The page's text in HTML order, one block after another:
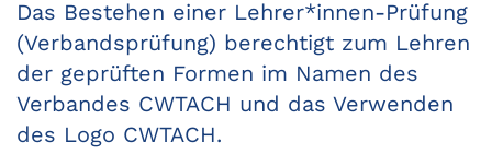
Das Bestehen einer Lehrer*innen-Prüfung
(Verbandsprüfung) berechtigt zum Lehren
der geprüften Formen im Namen des
Verbandes CWTACH und das Verwenden
des Logo CWTACH.